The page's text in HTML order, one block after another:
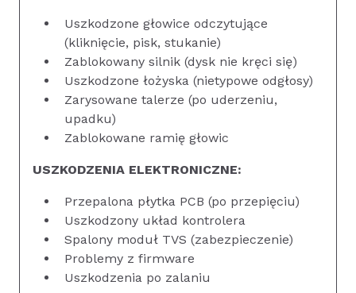
Uszkodzone głowice odczytujące
(kliknięcie, pisk, stukanie)
Zablokowany silnik (dysk nie kręci się)
Uszkodzone łożyska (nietypowe odgłosy)
Zarysowane talerze (po uderzeniu,
upadku)
Zablokowane ramię głowic
USZKODZENIA ELEKTRONICZNE:
Przepalona płytka PCB (po przepięciu)
Uszkodzony układ kontrolera
Spalony moduł TVS (zabezpieczenie)
Problemy z firmware
Uszkodzenia po zalaniu